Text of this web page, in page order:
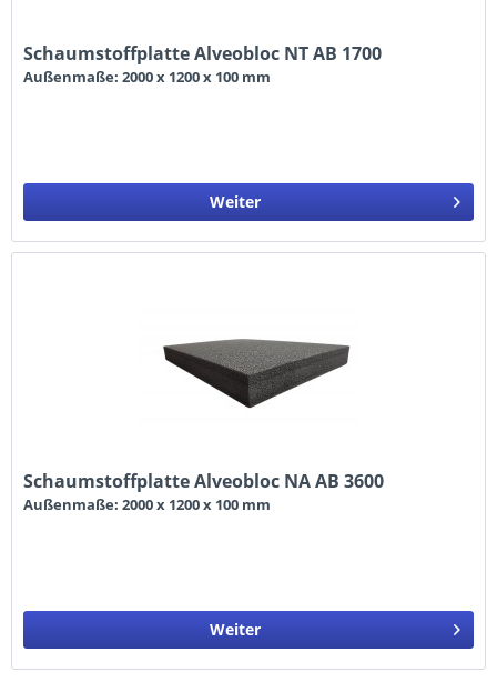
Schaumstoffplatte Alveobloc NT AB 1700
Außenmaße: 2000 x 1200 x 100 mm
Weiter
Schaumstoffplatte Alveobloc NA AB 3600
Außenmaße: 2000 x 1200 x 100 mm
Weiter